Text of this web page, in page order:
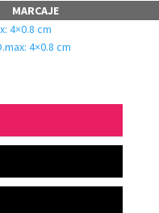
MARCAJE
4×0.8 cm
4×0.8 cm